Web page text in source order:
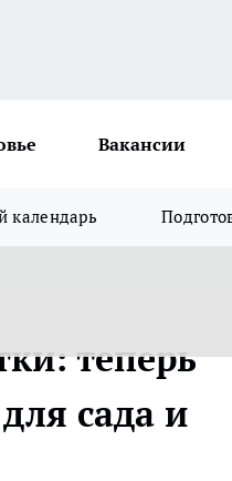
Вакансии
календарь
теперь
сада и